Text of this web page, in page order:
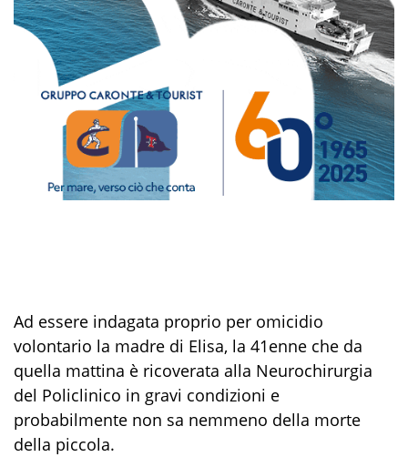
Ad essere indagata proprio per omicidio
volontario la madre di Elisa, la 41enne che da
quella mattina è ricoverata alla Neurochirurgia
del Policlinico in gravi condizioni e
probabilmente non sa nemmeno della morte
della piccola.